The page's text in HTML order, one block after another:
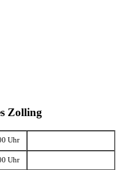
Zolling
Uhr
Uhr